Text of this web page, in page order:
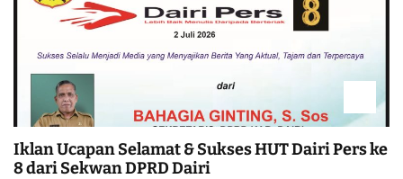
Iklan Ucapan Selamat & Sukses HUT Dairi Pers ke
8 dari Sekwan DPRD Dairi